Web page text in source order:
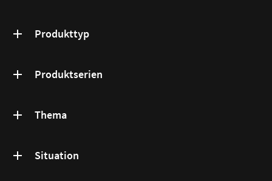
Produkttyp
Produktserien
Thema
Situation